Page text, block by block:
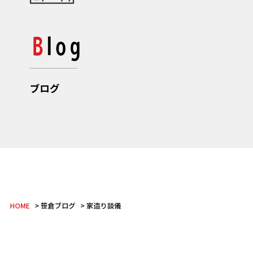
Blog
ブログ
HOME 笹倉ブログ 家造り談儀